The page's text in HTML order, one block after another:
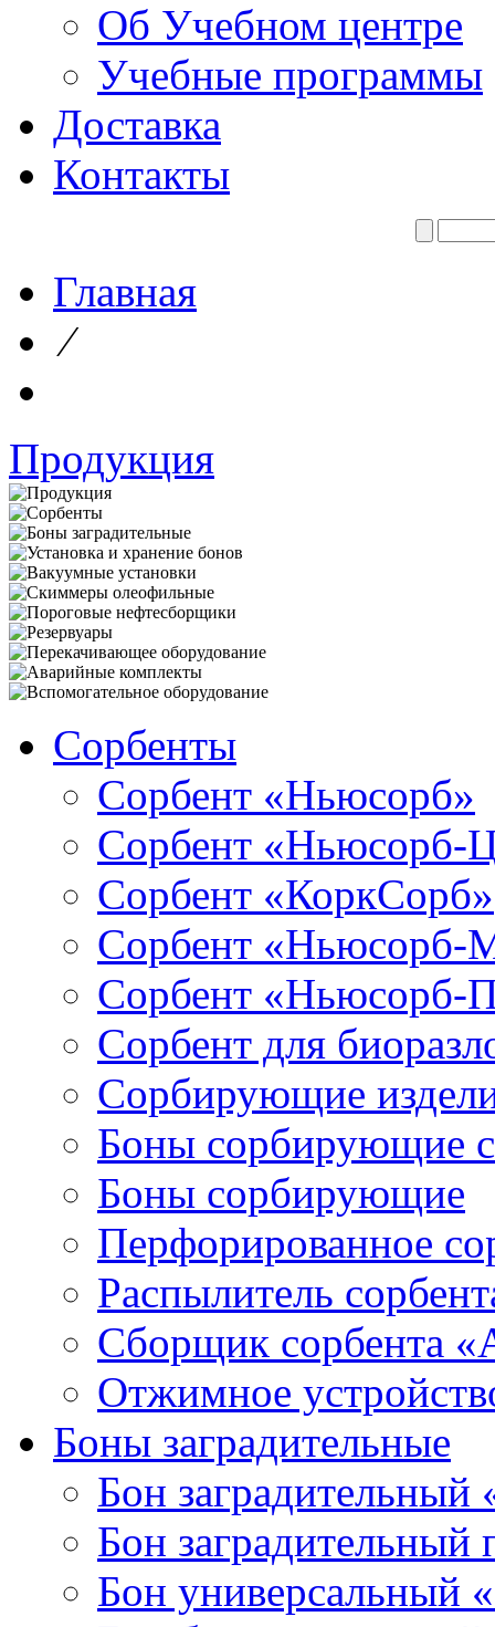
Об Учебном центре
Учебные программы
Доставка
Контакты
Главная
⁄
Продукция
Сорбенты
Сорбент «Ньюсорб»
Сорбент «Ньюсорб-
Сорбент «КоркСорб»
Сорбент «Ньюсорб-
Сорбент «Ньюсорб-
Сорбент для
Сорбирующие
Боны сорбирующие
Боны сорбирующие
Перфорированное
Распылитель
Сборщик сорбента
Отжимное
Боны заградительные
Бон заградительный
Бон
Бон универсальный